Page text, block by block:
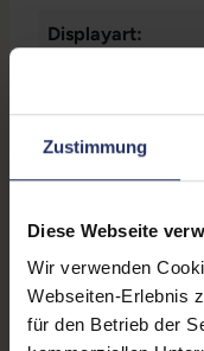
Zustimmung
Diese Webseite
Wir verwenden
Webseiten-Erlebnis
für den Betrieb der
Displayart:
CPU Generation:
Arbeitsspeicher: